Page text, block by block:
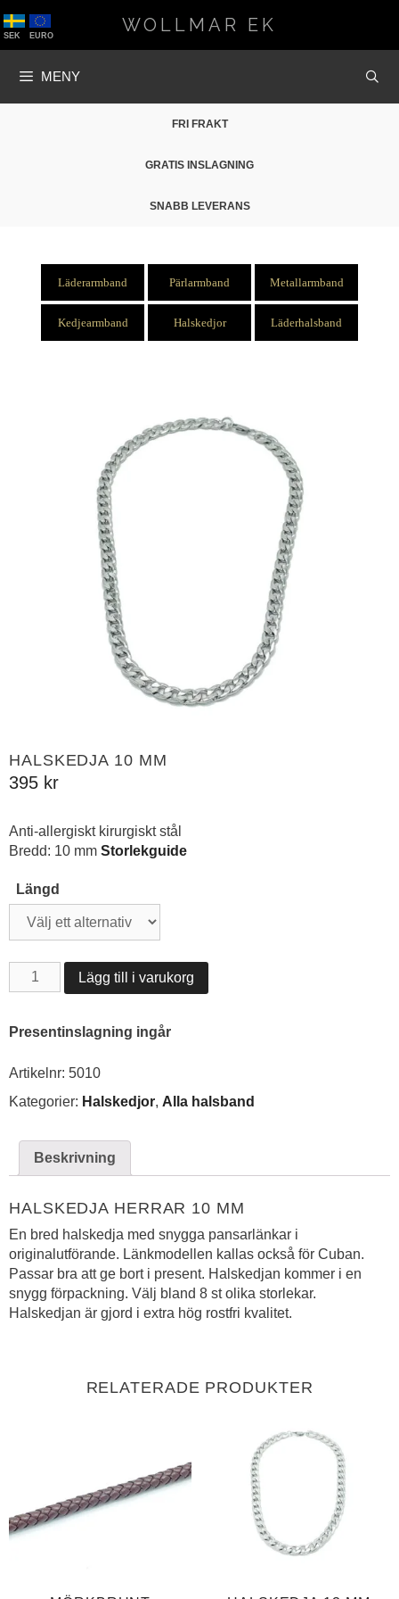
till
innehåll
SEK EURO WOLLMAR EK
MENY
FRI FRAKT
GRATIS INSLAGNING
SNABB LEVERANS
Läderarmband Pärlarmband Metallarmband
Kedjearmband Halskedjor Läderhalsband
HALSKEDJA 10 MM
395 kr
Anti-allergiskt kirurgiskt stål
Bredd: 10 mm Storlekguide
Längd
Halskedja
10
mängd
Lägg till i varukorg
Presentinslagning ingår
Artikelnr: 5010
Kategorier: Halskedjor, Alla halsband
Beskrivning
HALSKEDJA HERRAR 10 MM
En bred halskedja med snygga pansarlänkar i
originalutförande. Länkmodellen kallas också för Cuban.
Passar bra att ge bort i present. Halskedjan kommer i en
snygg förpackning. Välj bland 8 st olika storlekar.
Halskedjan är gjord i extra hög rostfri kvalitet.
RELATERADE PRODUKTER